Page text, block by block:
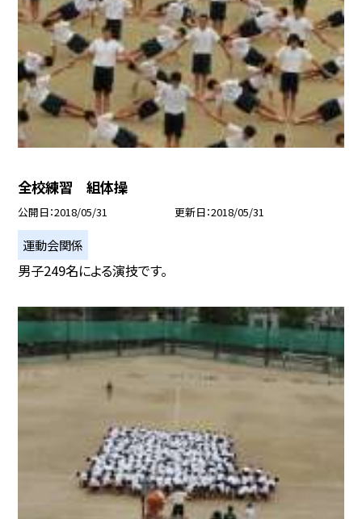
全校練習 組体操
公開日 2018/05/31 更新日 2018/05/31
運動会関係
男子249名による演技です。